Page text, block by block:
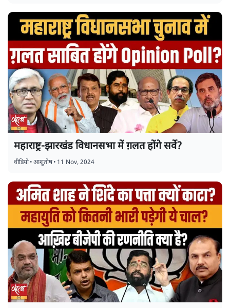
महाराष्ट्र-झारखंड विधानसभा में ग़लत होंगे सर्वे?
वीडियो•आशुतोष• 11 Nov, 2024